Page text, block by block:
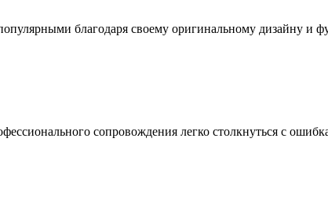
благодаря своему оригинальному дизайну и
сопровождения легко столкнуться с